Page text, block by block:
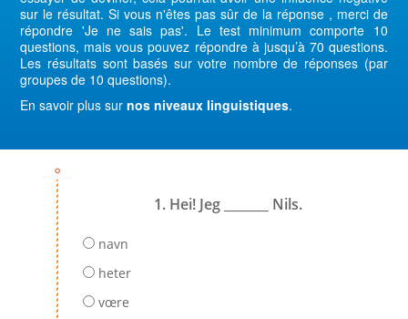
sur le résultat. Si vous n'êtes pas sûr de la réponse , merci de
répondre 'Je ne sais pas'. Le test minimum comporte 10
questions, mais vous pouvez répondre à jusqu’à 70 questions.
Les résultats sont basés sur votre nombre de réponses (par
groupes de 10 questions).
En savoir plus surnos niveaux linguistiques.
1. Hei! Jeg _______ Nils.
navn
heter
vœre